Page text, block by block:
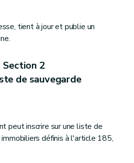
tient à jour et publie un
Section 2
de sauvegarde
peut inscrire sur une liste de
définis à l'article 185,